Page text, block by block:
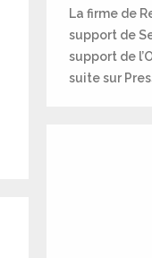
La firme de
support de
support de
suite sur